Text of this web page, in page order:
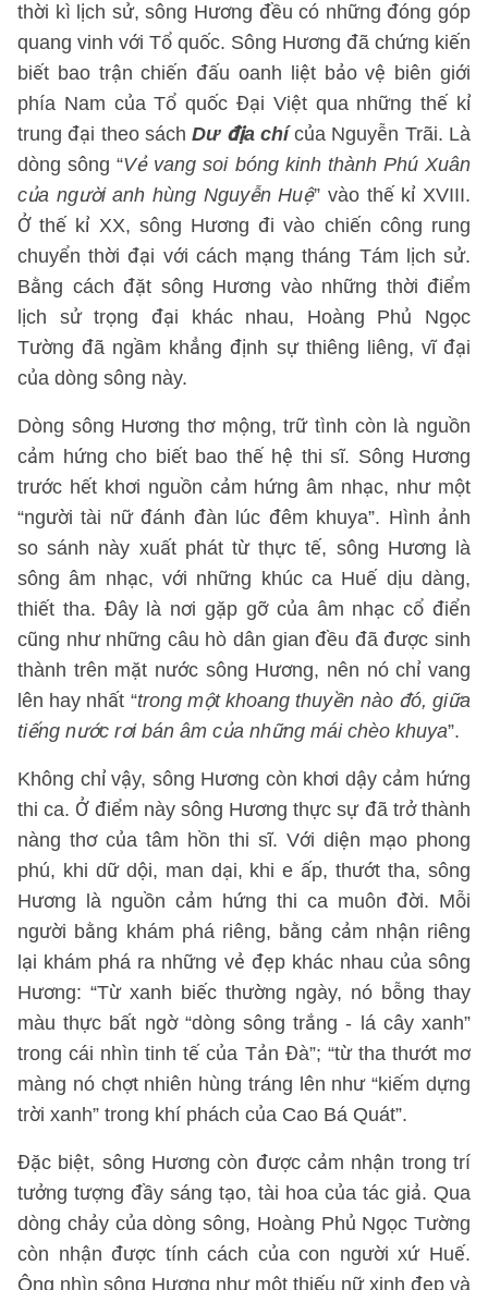
thời kì lịch sử, sông Hương đều có những đóng góp
quang vinh với Tổ quốc. Sông Hương đã chứng kiến
biết bao trận chiến đấu oanh liệt bảo vệ biên giới
phía Nam của Tổ quốc Đại Việt qua những thế kỉ
trung đại theo sáchDư địa chícủa Nguyễn Trãi. Là
dòng sông “Vẻ vang soi bóng kinh thành Phú Xuân
của người anh hùng Nguyễn Huệ” vào thế kỉ XVIII.
Ở thế kỉ XX, sông Hương đi vào chiến công rung
chuyển thời đại với cách mạng tháng Tám lịch sử.
Bằng cách đặt sông Hương vào những thời điểm
lịch sử trọng đại khác nhau, Hoàng Phủ Ngọc
Tường đã ngầm khẳng định sự thiêng liêng, vĩ đại
của dòng sông này.
Dòng sông Hương thơ mộng, trữ tình còn là nguồn
cảm hứng cho biết bao thế hệ thi sĩ. Sông Hương
trước hết khơi nguồn cảm hứng âm nhạc, như một
“người tài nữ đánh đàn lúc đêm khuya”. Hình ảnh
so sánh này xuất phát từ thực tế, sông Hương là
sông âm nhạc, với những khúc ca Huế dịu dàng,
thiết tha. Đây là nơi gặp gỡ của âm nhạc cổ điển
cũng như những câu hò dân gian đều đã được sinh
thành trên mặt nước sông Hương, nên nó chỉ vang
lên hay nhất “trong một khoang thuyền nào đó, giữa
tiếng nước rơi bán âm của những mái chèo khuya”.
Không chỉ vậy, sông Hương còn khơi dậy cảm hứng
thi ca. Ở điểm này sông Hương thực sự đã trở thành
nàng thơ của tâm hồn thi sĩ. Với diện mạo phong
phú, khi dữ dội, man dại, khi e ấp, thướt tha, sông
Hương là nguồn cảm hứng thi ca muôn đời. Mỗi
người bằng khám phá riêng, bằng cảm nhận riêng
lại khám phá ra những vẻ đẹp khác nhau của sông
Hương: “Từ xanh biếc thường ngày, nó bỗng thay
màu thực bất ngờ “dòng sông trắng - lá cây xanh”
trong cái nhìn tinh tế của Tản Đà”; “từ tha thướt mơ
màng nó chợt nhiên hùng tráng lên như “kiếm dựng
trời xanh” trong khí phách của Cao Bá Quát”.
Đặc biệt, sông Hương còn được cảm nhận trong trí
tưởng tượng đầy sáng tạo, tài hoa của tác giả. Qua
dòng chảy của dòng sông, Hoàng Phủ Ngọc Tường
còn nhận được tính cách của con người xứ Huế.
Ông nhìn sông Hương như một thiếu nữ xinh đẹp và